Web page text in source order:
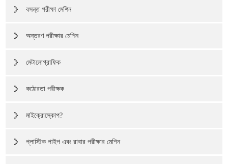
বসন্ত পরীক্ষা মেশিন
অন্তরণ পরীক্ষার মেশিন
মেটালোগ্রাফিক
কঠোরতা পরীক্ষক
মাইক্রোস্কোপ?
প্লাস্টিক পাইপ এবং রাবার পরীক্ষার মেশিন